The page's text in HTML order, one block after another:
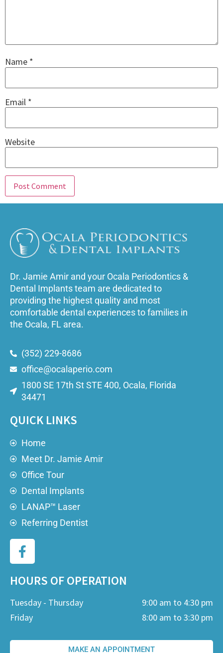
Name *
Email *
Website
Dr. Jamie Amir and your Ocala Periodontics &
Dental Implants team are dedicated to
providing the highest quality and most
comfortable dental experiences to families in
the Ocala, FL area.
(352) 229-8686
office@ocalaperio.com
1800 SE 17th St STE 400, Ocala, Florida
34471
QUICK LINKS
Home
Meet Dr. Jamie Amir
Office Tour
Dental Implants
LANAP™ Laser
Referring Dentist
HOURS OF OPERATION
Tuesday - Thursday
9:00 am to 4:30 pm
Friday
8:00 am to 3:30 pm
MAKE AN APPOINTMENT